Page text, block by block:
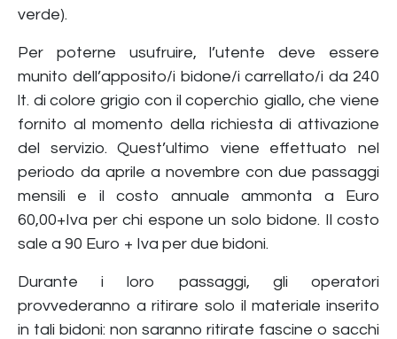
verde).
Per poterne usufruire, l’utente deve essere
munito dell’apposito/i bidone/i carrellato/i da 240
lt. di colore grigio con il coperchio giallo, che viene
fornito al momento della richiesta di attivazione
del servizio. Quest’ultimo viene effettuato nel
periodo da aprile a novembre con due passaggi
mensili e il costo annuale ammonta a Euro
60,00+Iva per chi espone un solo bidone. Il costo
sale a 90 Euro + Iva per due bidoni.
Durante i loro passaggi, gli operatori
provvederanno a ritirare solo il materiale inserito
in tali bidoni: non saranno ritirate fascine o sacchi